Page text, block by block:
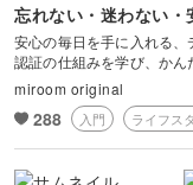
忘れない・迷わない
安心の毎日を手に入れる
認証の仕組みを学び、かん
miroom original
288 入門 ライフス